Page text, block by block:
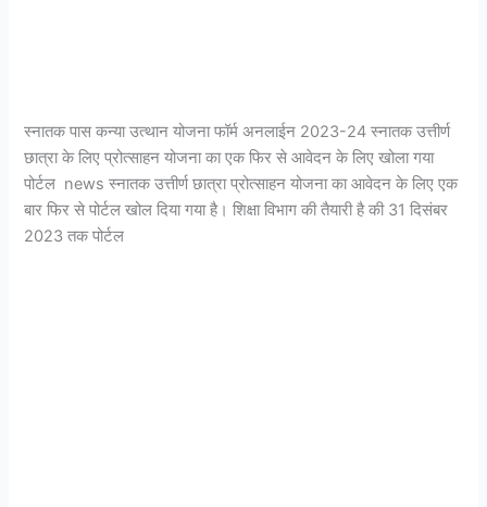
स्नातक पास कन्या उत्थान योजना फॉर्म अनलाईन 2023-24 स्नातक उत्तीर्ण
छात्रा के लिए प्रोत्साहन योजना का एक फिर से आवेदन के लिए खोला गया
पोर्टल news स्नातक उत्तीर्ण छात्रा प्रोत्साहन योजना का आवेदन के लिए एक
बार फिर से पोर्टल खोल दिया गया है। शिक्षा विभाग की तैयारी है की 31 दिसंबर
2023 तक पोर्टल